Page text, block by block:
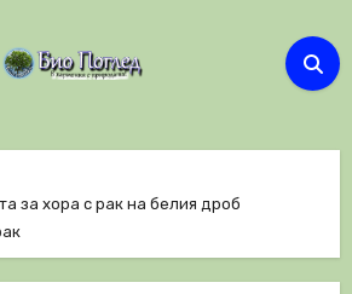
за хора с рак на белия дроб